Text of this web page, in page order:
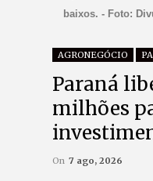
baixos. - Foto:
AGRONEGÓCIO
Paraná
milhões
On 7 ago, 2026